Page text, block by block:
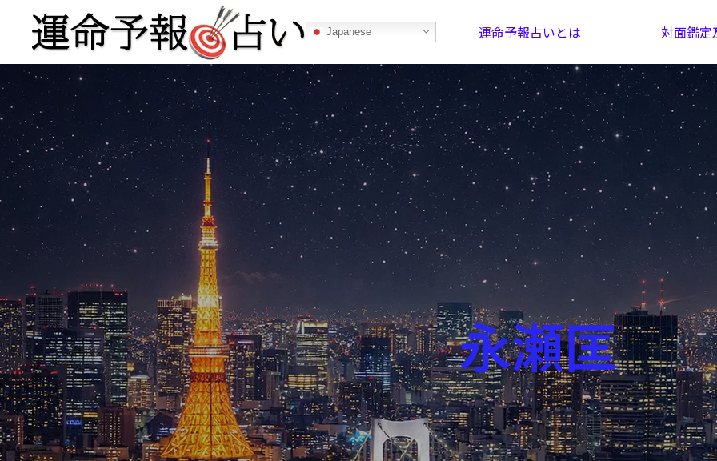
Japanese 運命予報占いとは 対面鑑定
運命予報占い
運命予報占いとは あなたの所属部屋を探そう！ 最恐の相性占い
記事カテゴリー
ブログ お知らせ 芸能界
スポーツ 競馬 社会
永瀬匡